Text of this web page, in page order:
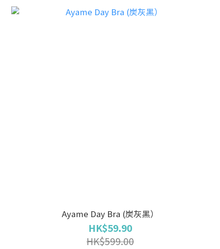
Ayame Day Bra (炭灰黑）
HK$59.90
HK$599.00